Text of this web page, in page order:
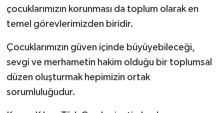
çocuklarımızın korunması da toplum olarak en
temel görevlerimizden biridir.
Çocuklarımızın güven içinde büyüyebileceği,
sevgi ve merhametin hakim olduğu bir toplumsal
düzen oluşturmak hepimizin ortak
sorumluluğudur.